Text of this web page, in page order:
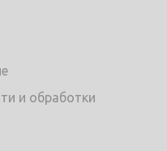
и обработки